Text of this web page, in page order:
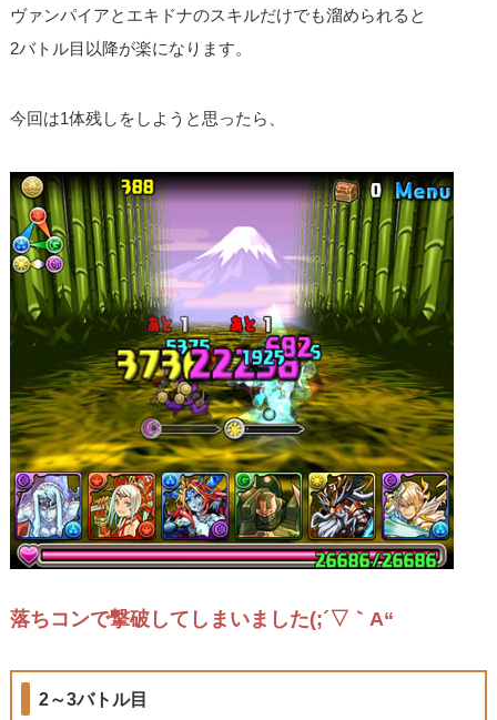
ヴァンパイアとエキドナのスキルだけでも溜められると
2バトル目以降が楽になります。
今回は1体残しをしようと思ったら、
落ちコンで撃破してしまいました(;´▽｀A“
2～3バトル目